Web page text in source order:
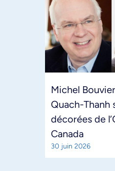
Michel
Quach-Thanh
décorées de
Canada
30 juin 2026